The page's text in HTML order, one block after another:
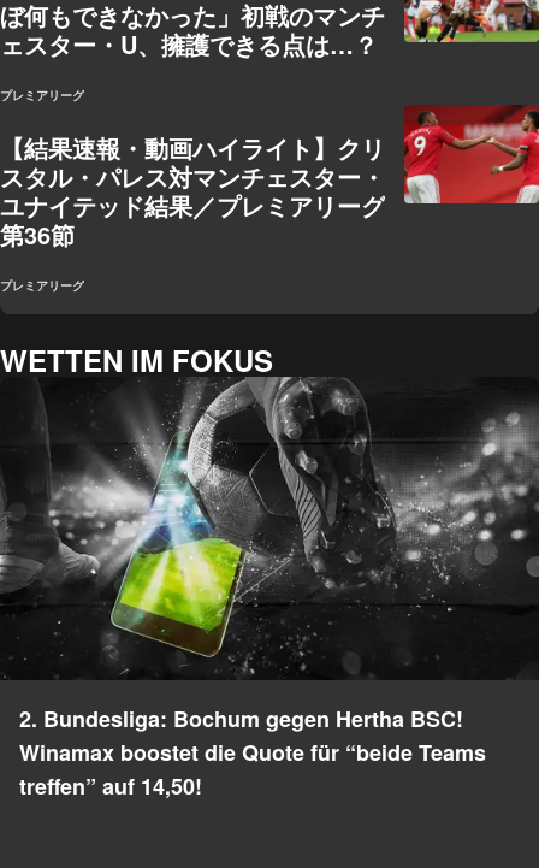
ぼ何もできなかった」初戦のマンチ
ェスター・U、擁護できる点は…？
プレミアリーグ
【結果速報・動画ハイライト】クリ
スタル・パレス対マンチェスター・
ユナイテッド結果／プレミアリーグ
第36節
プレミアリーグ
WETTEN IM FOKUS
2. Bundesliga: Bochum gegen Hertha BSC!
Winamax boostet die Quote für “beide Teams
treffen” auf 14,50!